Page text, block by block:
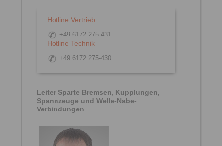
Hotline Vertrieb
+49 6172 275-431
Hotline Technik
+49 6172 275-430
Leiter Sparte Bremsen, Kupplungen,
Spannzeuge und Welle-Nabe-
Verbindungen